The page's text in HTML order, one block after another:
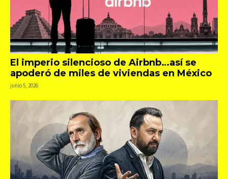
El imperio silencioso de Airbnb…así se
apoderó de miles de viviendas en México
junio 5, 2026